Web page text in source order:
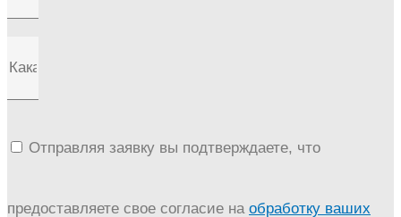
Отправляя заявку вы подтверждаете, что
предоставляете свое согласие на обработку ваших